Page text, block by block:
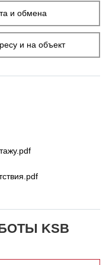
и обмена
и на объект
KSB